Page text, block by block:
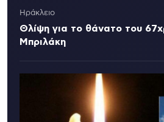
Ηράκλειο
Θλίψη για το θάνατο του
Μπριλάκη